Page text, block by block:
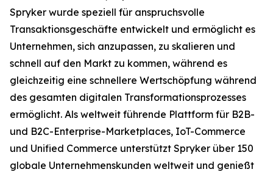
Spryker wurde speziell für anspruchsvolle
Transaktionsgeschäfte entwickelt und ermöglicht es
Unternehmen, sich anzupassen, zu skalieren und
schnell auf den Markt zu kommen, während es
gleichzeitig eine schnellere Wertschöpfung während
des gesamten digitalen Transformationsprozesses
ermöglicht. Als weltweit führende Plattform für B2B-
und B2C-Enterprise-Marketplaces, IoT-Commerce
und Unified Commerce unterstützt Spryker über 150
globale Unternehmenskunden weltweit und genießt